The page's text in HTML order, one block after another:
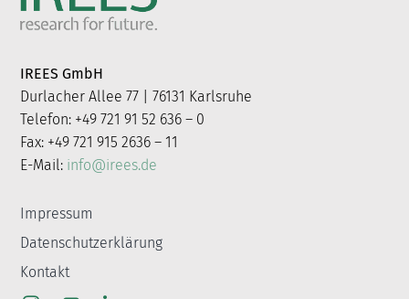
IREES GmbH
Durlacher Allee 77 | 76131 Karlsruhe
Telefon: +49 721 91 52 636 – 0
Fax: +49 721 915 2636 – 11
E-Mail: info@irees.de
Impressum
Datenschutzerklärung
Kontakt